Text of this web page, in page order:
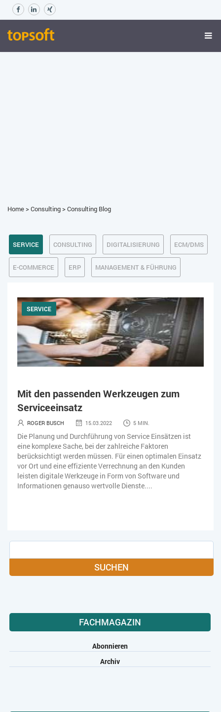
Home>Consulting>Consulting Blog
SERVICE CONSULTING DIGITALISIERUNG ECM/DMS
E-COMMERCE ERP MANAGEMENT & FÜHRUNG
WEITERE ANZEIGEN ALLE FILTER LÖSCHEN x
SERVICE
Mit den passenden Werkzeugen zum
Serviceeinsatz
ROGER BUSCH 15.03.2022 5 MIN.
Die Planung und Durchführung von Service Einsätzen ist
eine komplexe Sache, bei der zahlreiche Faktoren
berücksichtigt werden müssen. Für einen optimalen Einsatz
vor Ort und eine effiziente Verrechnung an den Kunden
leisten digitale Werkzeuge in Form von Software und
Informationen genauso wertvolle Dienste....
SUCHEN
FACHMAGAZIN
Abonnieren
Archiv